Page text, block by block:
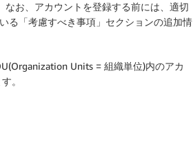
お、アカウントを登録する前には、適切
る「考慮すべき事項」セクションの追加情
Units = 組織単位)内のアカ
。